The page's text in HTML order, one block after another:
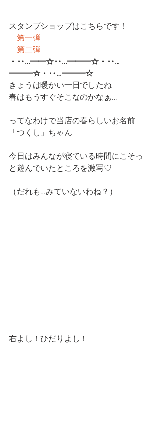
スタンプショップはこちらです！
第一弾
第二弾
・‥…━━☆‥…━━━☆・‥…
━━━☆・‥…━━━☆
きょうは暖かい一日でしたね
春はもうすぐそこなのかなぁ…
ってなわけで当店の春らしいお名前
「つくし」ちゃん
今日はみんなが寝ている時間にこそっ
と遊んでいたところを激写♡
（だれも…みていないわね？）
右よし！ひだりよし！